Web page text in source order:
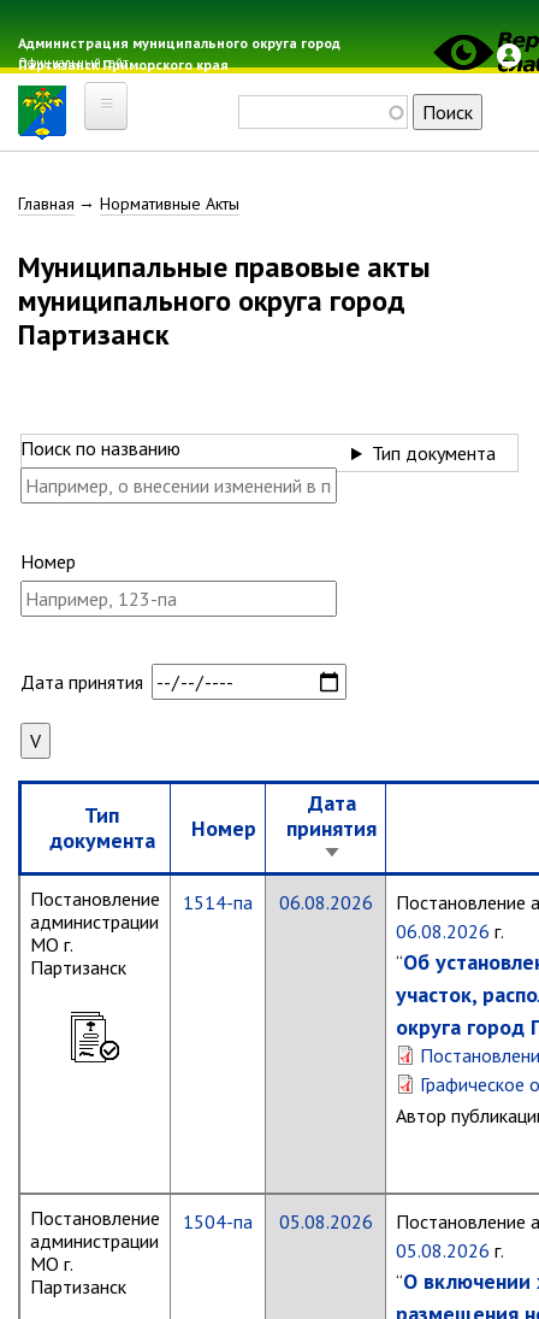
основному
содержанию
Администрация муниципального округа город
Партизанск Приморского края
Официальный сайт
Главная
Электронная почта
Гражданская оборона
Расписание автобусов
Расписание электричек
Партизанск
Геральдика
округа»
Историческая справка
Фотогалерея
Старые фотографии нашего
города (продолжение)
Старые фотографии города
Старый и новый Партизанск
Сучанские каменноугольные копи
Книга «Партизанску 125 лет. Город в
Книга «О геологах – с пристрастием»
Книга "Партизанск. Энергия времени."
Первый заместитель
Заместители главы администрации
Строка
навигации
Главная Нормативные Акты
Муниципальные правовые акты
муниципального округа город
Партизанск
Поиск по названию
Номер
Дата принятия
Тип документа
Тип
документа
Номер
Дата
принятия
Сортировать
по
возрастанию
Постановление
администрации
МО г.
Партизанск
1514-па 06.08.2026
Постановление
06.08.2026 г.
“Об
участок,
округа город
Графическое
Автор
Постановление
администрации
МО г.
Партизанск
1504-па 05.08.2026
Постановление
05.08.2026 г.
“О включении